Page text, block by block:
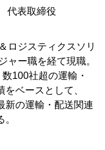
代表取締役
ロジスティクスソリ
ャー職を経て現職。
100社超の運輸・
ベースとして、
新の運輸・配送関連